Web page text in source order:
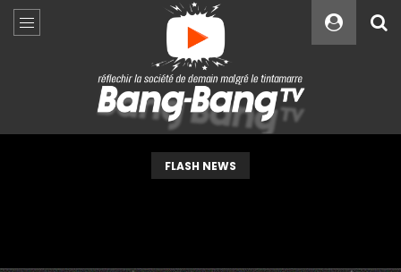
FLASH NEWS
Custom Amount
VEUILLEZ PATIENTER...